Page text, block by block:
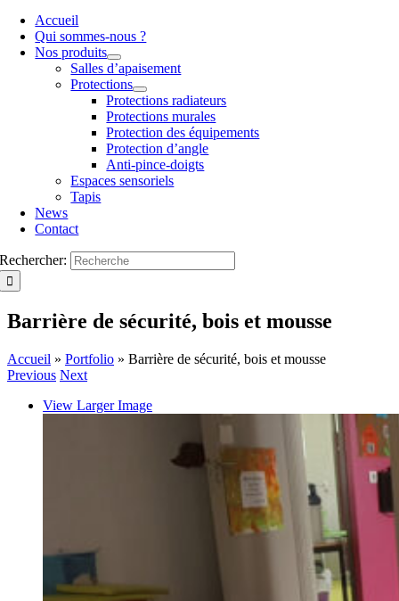
Accueil
Qui sommes-nous ?
Nos produits
Salles d’apaisement
Protections
Protections radiateurs
Protections murales
Protection des équipements
Protection d’angle
Anti-pince-doigts
Espaces sensoriels
Tapis
News
Contact
Rechercher:
Barrière de sécurité, bois et mousse
Accueil » Portfolio » Barrière de sécurité, bois et mousse
Previous Next
View Larger Image